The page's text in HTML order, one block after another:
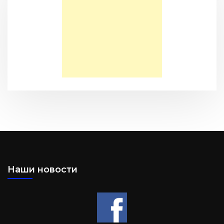
Большая потеря или большое приобретение?
Наши новости